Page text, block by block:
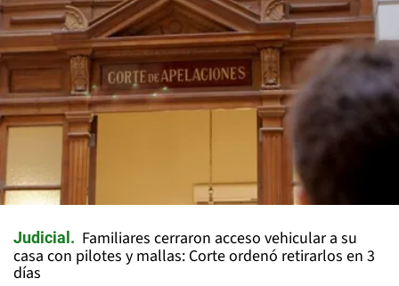
Judicial
Familiares cerraron acceso vehicular a su
casa con pilotes y mallas: Corte ordenó retirarlos en 3
días